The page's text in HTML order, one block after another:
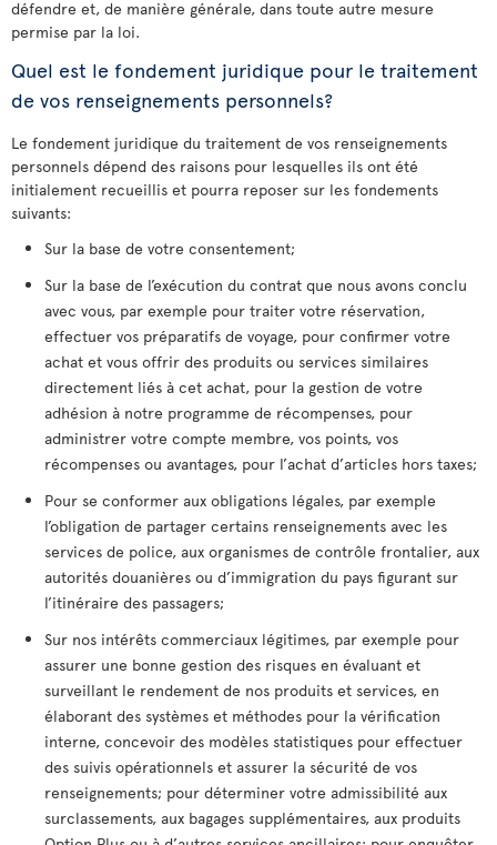
défendre et, de manière générale, dans toute autre mesure
permise par la loi.
Quel est le fondement juridique pour le traitement
de vos renseignements personnels?
Le fondement juridique du traitement de vos renseignements
personnels dépend des raisons pour lesquelles ils ont été
initialement recueillis et pourra reposer sur les fondements
suivants:
Sur la base de votre consentement;
Sur la base de l’exécution du contrat que nous avons conclu
avec vous, par exemple pour traiter votre réservation,
effectuer vos préparatifs de voyage, pour confirmer votre
achat et vous offrir des produits ou services similaires
directement liés à cet achat, pour la gestion de votre
adhésion à notre programme de récompenses, pour
administrer votre compte membre, vos points, vos
récompenses ou avantages, pour l’achat d’articles hors taxes;
Pour se conformer aux obligations légales, par exemple
l’obligation de partager certains renseignements avec les
services de police, aux organismes de contrôle frontalier, aux
autorités douanières ou d’immigration du pays figurant sur
l’itinéraire des passagers;
Sur nos intérêts commerciaux légitimes, par exemple pour
assurer une bonne gestion des risques en évaluant et
surveillant le rendement de nos produits et services, en
élaborant des systèmes et méthodes pour la vérification
interne, concevoir des modèles statistiques pour effectuer
des suivis opérationnels et assurer la sécurité de vos
renseignements; pour déterminer votre admissibilité aux
surclassements, aux bagages supplémentaires, aux produits